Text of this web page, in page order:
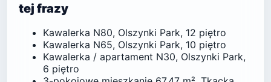
tej frazy
Kawalerka N80, Olszynki Park, 12 piętro
Kawalerka N65, Olszynki Park, 10 piętro
Kawalerka / apartament N30, Olszynki Park,
6 piętro